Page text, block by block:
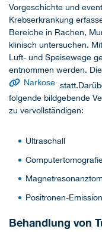
Vorgeschichte und
Krebserkrankung
Bereiche in Rachen,
klinisch untersuchen.
Luft- und Speisewege
entnommen werden.
Narkose
folgende bildgebende
zu vervollständigen:
Ultraschall
Positronen-
Behandlung von